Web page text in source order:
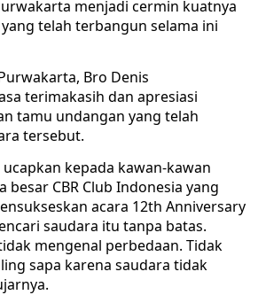
menjadi cermin kuatnya
telah terbangun selama ini
Bro Denis
terimakasih dan apresiasi
tamu undangan yang telah
tersebut.
kepada kawan-kawan
besar CBR Club Indonesia yang
acara 12th Anniversary
saudara itu tanpa batas.
mengenal perbedaan. Tidak
sapa karena saudara tidak